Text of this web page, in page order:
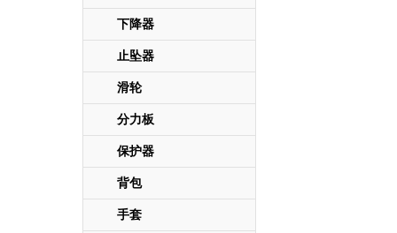
下降器
止坠器
滑轮
分力板
保护器
背包
手套